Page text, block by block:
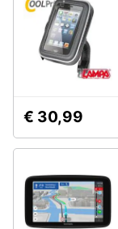
Fotografia
Casalinghi
Abbigliamento
Animali
€ 30,99